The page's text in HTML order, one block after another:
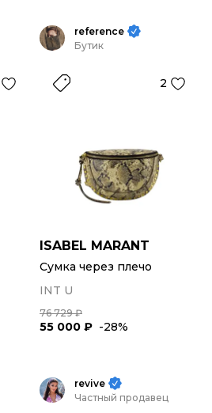
reference
Бутик
2
ISABEL MARANT
Сумка через плечо
INT U
76 729 ₽
55 000 ₽ -28%
revive
Частный продавец